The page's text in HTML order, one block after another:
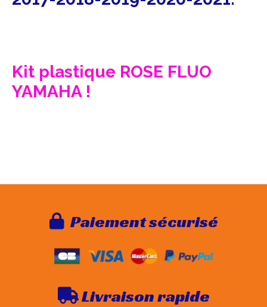
Kit plastique ROSE FLUO
YAMAHA !
Paiement sécurisé
Livraison rapide